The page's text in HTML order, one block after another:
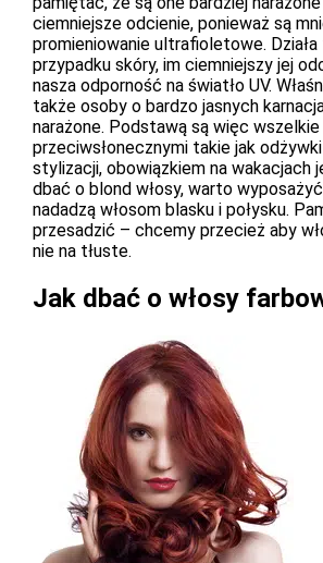
ciemniejsze odcienie, ponieważ są
promieniowanie ultrafioletowe.
przypadku skóry, im ciemniejszy jej
nasza odporność na światło UV.
także osoby o bardzo jasnych
narażone. Podstawą są więc
przeciwsłonecznymi takie jak
stylizacji, obowiązkiem na wakacjach
dbać o blond włosy, warto
nadadzą włosom blasku i połysku.
przesadzić – chcemy przecież aby
nie na tłuste.
Jak dbać o włosy